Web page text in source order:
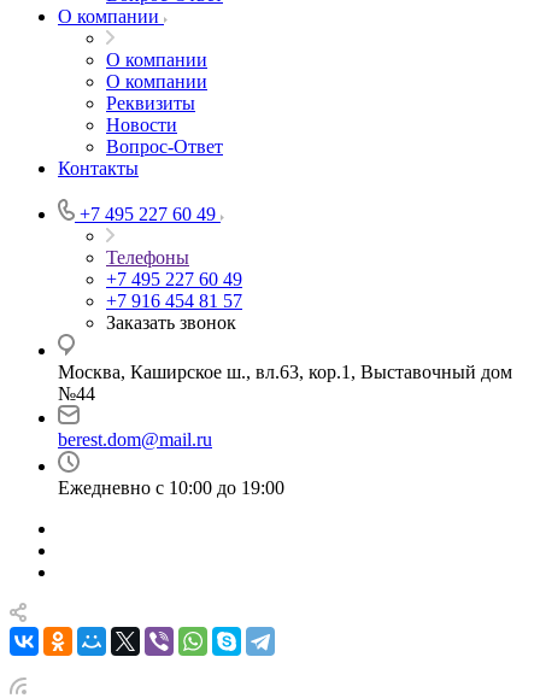
О компании
О компании
О компании
Реквизиты
Новости
Вопрос-Ответ
Контакты
+7 495 227 60 49
Телефоны
+7 495 227 60 49
+7 916 454 81 57
Заказать звонок
Москва, Каширское ш., вл.63, кор.1, Выставочный дом
№44
berest.dom@mail.ru
Ежедневно с 10:00 до 19:00